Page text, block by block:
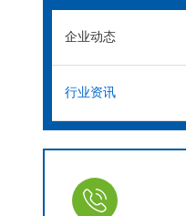
企业动态
行业资讯